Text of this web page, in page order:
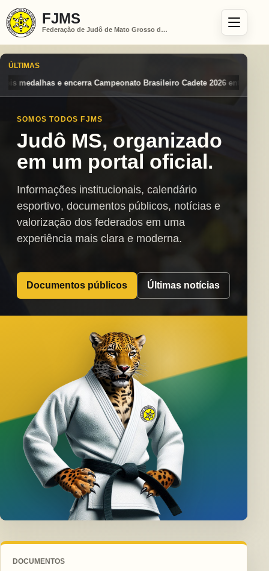
FJMS
Federação de Judô de Mato Grosso do Sul
ÚLTIMAS
Brasileiro Cadete 2026 entre os destaques nacionais Mato
SOMOS TODOS FJMS
Judô MS, organizado
em um portal oficial.
Informações institucionais, calendário
esportivo, documentos públicos, notícias e
valorização dos federados em uma
experiência mais clara e moderna.
Documentos públicos Últimas notícias
DOCUMENTOS